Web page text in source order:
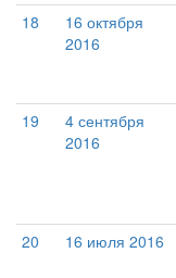
18
16 октября
2016
19
4 сентября
2016
20 16 июля 2016